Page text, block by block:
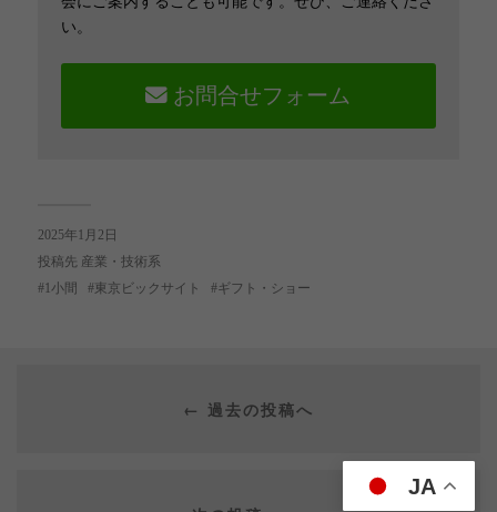
い。
お問合せフォーム
2025年1月2日
投稿先 産業・技術系
1小間
東京ビックサイト ギフト・ショー
← 過去の投稿へ
JA